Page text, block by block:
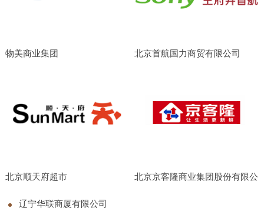
物美商业集团 北京首航国力商贸有限公司
北京顺天府超市 北京京客隆商业集团股份有限公
辽宁华联商厦有限公司